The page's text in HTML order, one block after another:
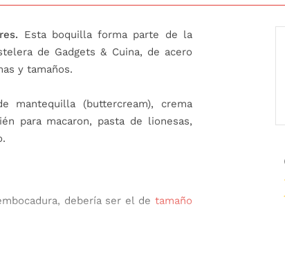
Esta boquilla forma parte de la
de Gadgets & Cuina, de acero
y tamaños.
mantequilla (buttercream), crema
para macaron, pasta de lionesas,
debería ser el de tamaño